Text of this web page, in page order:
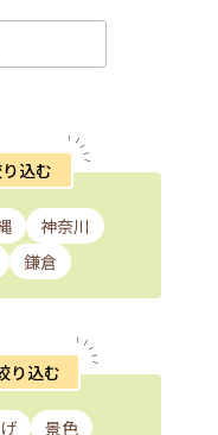
込む
神奈川
鎌倉
り込む
景色